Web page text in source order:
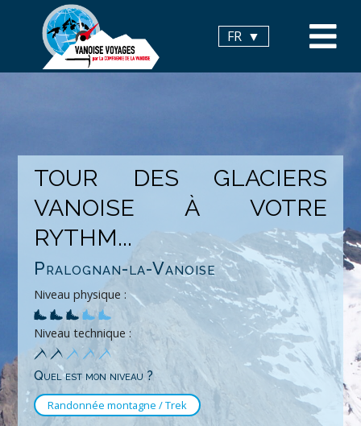
FR
TOUR DES GLACIERS
VANOISE À VOTRE
RYTHM...
Pralognan-la-Vanoise
Niveau physique :
Niveau technique :
Quel est mon niveau ?
Randonnée montagne / Trek
Panneau de gestion des cookies